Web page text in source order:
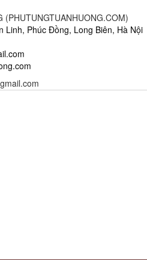
(PHUTUNGTUANHUONG.COM)
Linh, Phúc Đồng, Long Biên, Hà Nội